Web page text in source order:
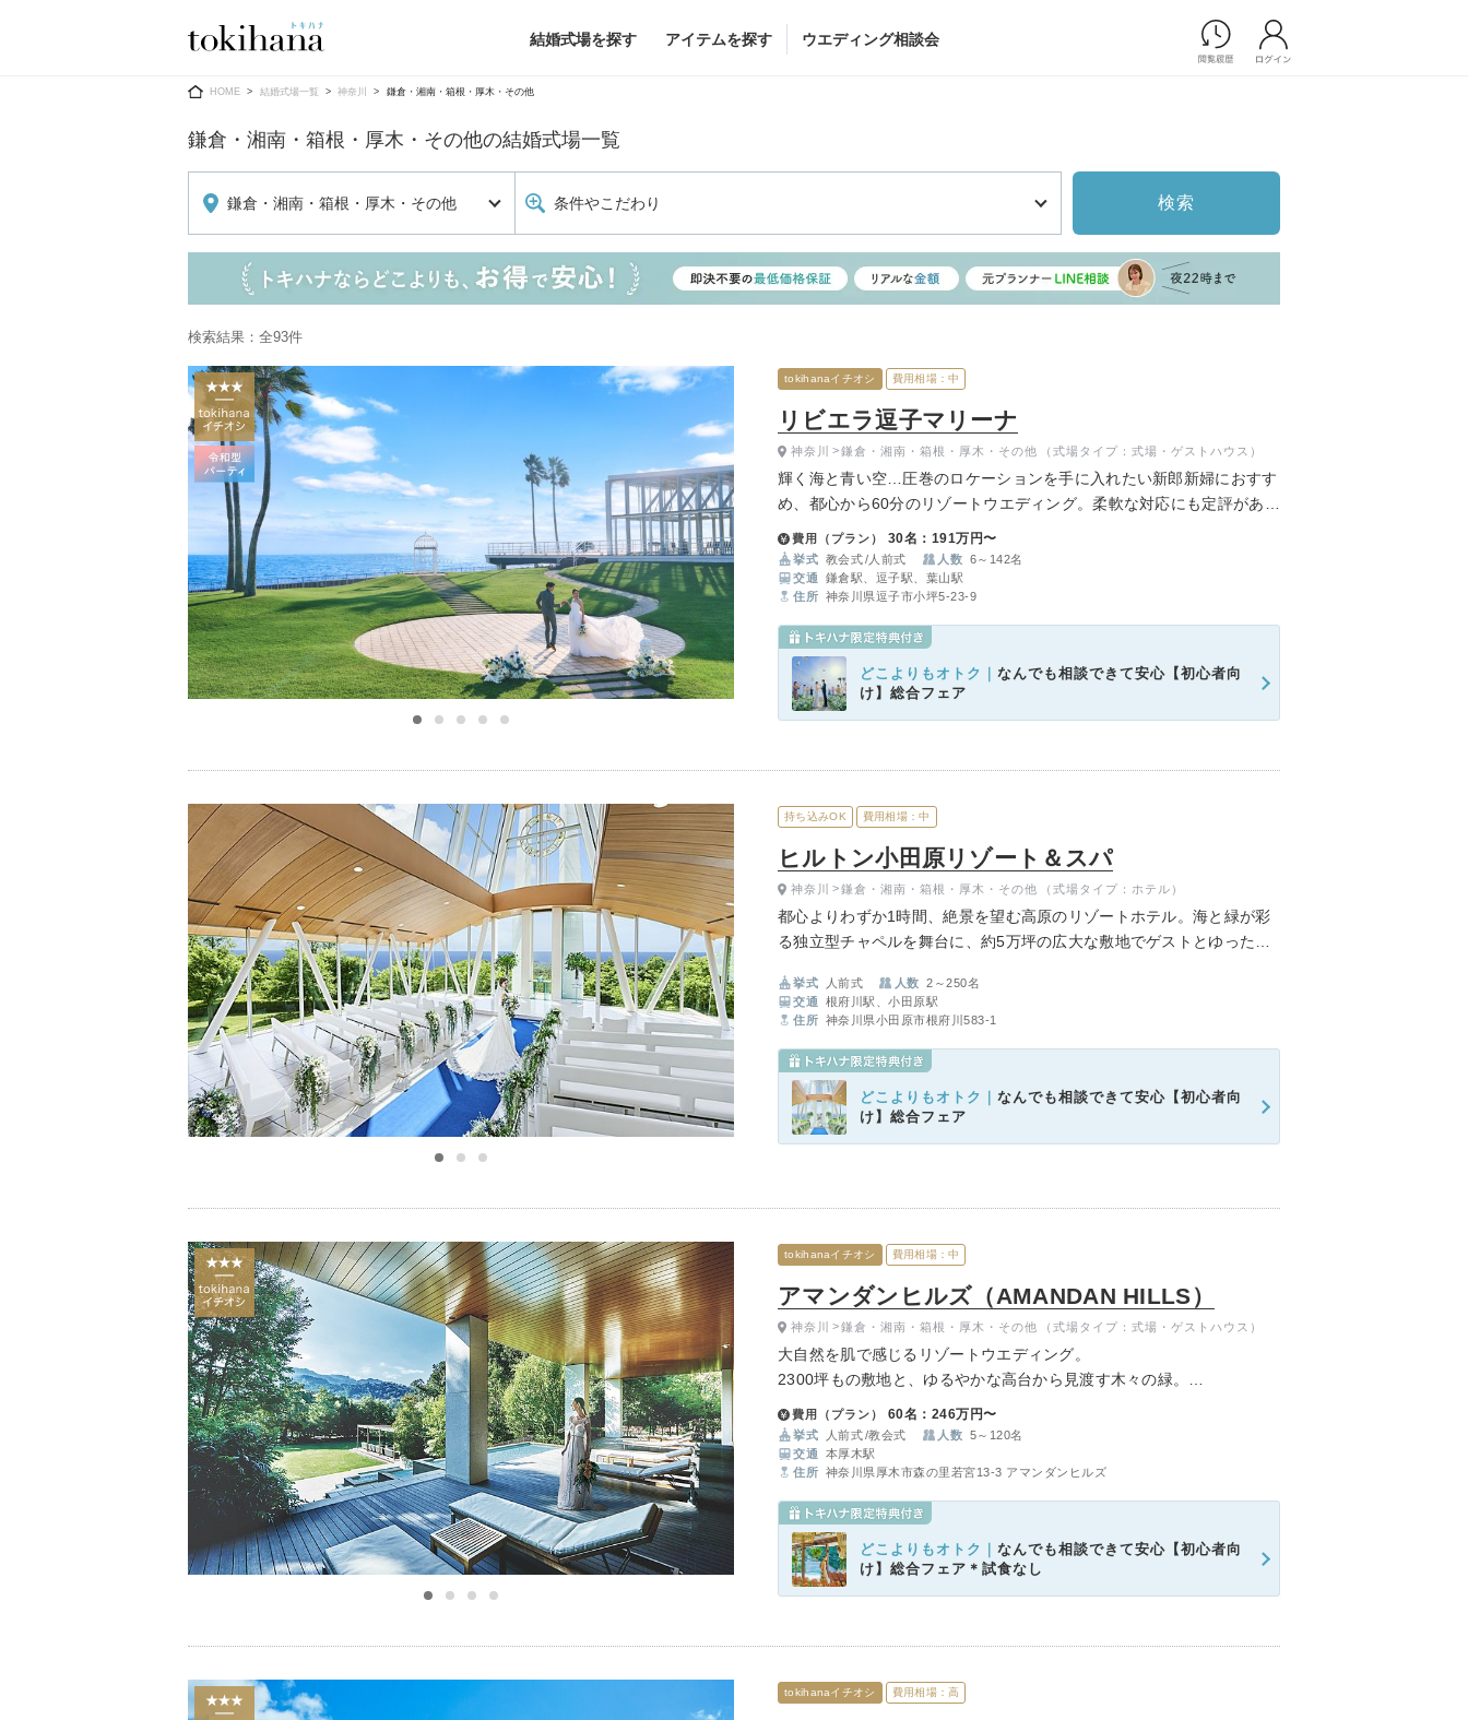
結婚式場を探す アイテムを探す
Ring
婚約指輪
結婚指輪
Dress
ウエディングドレス
ウエディングドレス
（メーカー直
カラードレス （メーカー直送）
（メーカー直送）
すべてのアイテム
ドレスショップ一覧
ブーケ
会場装花
家族フォト/ペット撮影
フォトウエディング/前撮りショ
ップ一覧
スナップ写真ショップ一覧
すべてのアイテム
ムービーショップ一覧
ウエディング相談会
HOME 結婚式場一覧 神奈川 鎌倉・湘南・箱根・厚木・その他
鎌倉・湘南・箱根・厚木・その他の結婚式場一覧
鎌倉・湘南・箱根・厚木・その他 条件やこだわり 検索
検索結果：全93件
リビエラ逗子マリーナ
tokihanaイチオシ 費用相場：中
輝く海と青い空…圧巻のロケーションを手に入れたい新郎新婦におすす
め、都心から60分のリゾートウエディング。柔軟な対応にも定評があ
り、自分たちらしいウエディングを実現できます。
神奈川 鎌倉・湘南・箱根・厚木・その他 （式場タイプ：式場・ゲストハウス）
費用（プラン） 30名：191万円〜
挙式 教会式 人前式 人数 6～142名
交通
鎌倉駅、逗子駅、葉山駅
住所 神奈川県逗子市小坪5-23-9
どこよりもオトク｜ なんでも相談できて安心【初心者向
け】総合フェア
ヒルトン小田原リゾート＆スパ
持ち込みOK 費用相場：中
都心よりわずか1時間、絶景を望む高原のリゾートホテル。海と緑が彩
る独立型チャペルを舞台に、約5万坪の広大な敷地でゲストとゆったり
神奈川 鎌倉・湘南・箱根・厚木・その他 （式場タイプ：ホテル）
挙式 人前式 人数
2～250名
交通
根府川駅、小田原駅
住所 神奈川県小田原市根府川583-1
どこよりもオトク｜ なんでも相談できて安心【初心者向
け】総合フェア
アマンダンヒルズ（AMANDAN HILLS）
tokihanaイチオシ 費用相場：中
大自然を肌で感じるリゾートウエディング。
2300坪もの敷地と、ゆるやかな高台から見渡す木々の緑。
大自然の極上のリゾートの趣が感じられるゲストハウスはロケーション
を1組貸切に、大切な1日をゆったりと愉しめます。
神奈川 鎌倉・湘南・箱根・厚木・その他 （式場タイプ：式場・ゲストハウス）
費用（プラン） 60名：246万円〜
挙式 人前式 教会式 人数 5～120名
交通
本厚木駅
住所 神奈川県厚木市森の里若宮13-3 アマンダンヒルズ
どこよりもオトク｜ なんでも相談できて安心【初心者向
け】総合フェア＊試食なし
tokihanaイチオシ 費用相場：高